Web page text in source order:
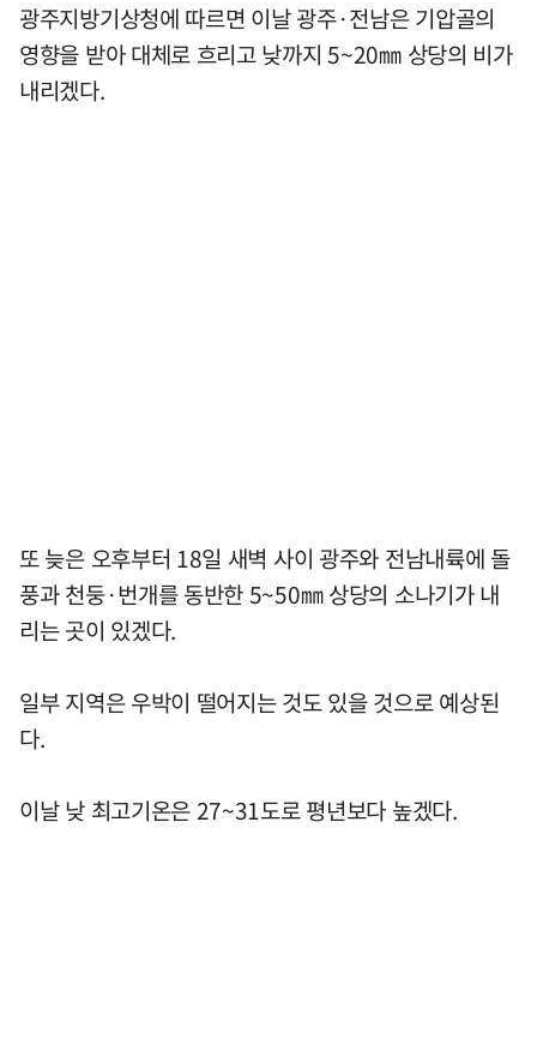
광주지방기상청에 따르면 이날 광주·전남은 기압골의
영향을 받아 대체로 흐리고 낮까지 5~20㎜ 상당의 비가
내리겠다.
또 늦은 오후부터 18일 새벽 사이 광주와 전남내륙에 돌
풍과 천둥·번개를 동반한 5~50㎜ 상당의 소나기가 내
리는 곳이 있겠다.
일부 지역은 우박이 떨어지는 것도 있을 것으로 예상된
다.
이날 낮 최고기온은 27~31도로 평년보다 높겠다.